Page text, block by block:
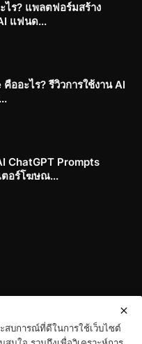
ไร? แพลตฟอร์มสร้าง
แฟนด...
ออะไร? รีวิวการใช้งาน AI
ChatGPT Prompts
ตอร์โฆษณ...
สบการณ์ที่ดีในการใช้เว็บไซต์